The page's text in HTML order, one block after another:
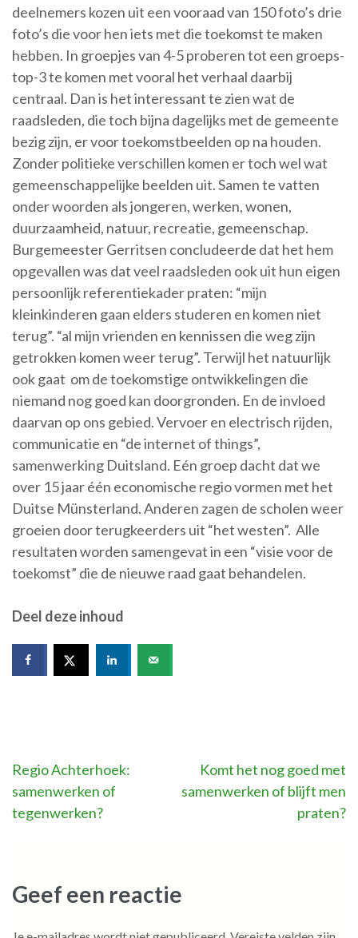
deelnemers kozen uit een vooraad van 150 foto’s drie
foto’s die voor hen iets met die toekomst te maken
hebben. In groepjes van 4-5 proberen tot een groeps-
top-3 te komen met vooral het verhaal daarbij
centraal. Dan is het interessant te zien wat de
raadsleden, die toch bijna dagelijks met de gemeente
bezig zijn, er voor toekomstbeelden op na houden.
Zonder politieke verschillen komen er toch wel wat
gemeenschappelijke beelden uit. Samen te vatten
onder woorden als jongeren, werken, wonen,
duurzaamheid, natuur, recreatie, gemeenschap.
Burgemeester Gerritsen concludeerde dat het hem
opgevallen was dat veel raadsleden ook uit hun eigen
persoonlijk referentiekader praten: “mijn
kleinkinderen gaan elders studeren en komen niet
terug”. “al mijn vrienden en kennissen die weg zijn
getrokken komen weer terug”. Terwijl het natuurlijk
ook gaat om de toekomstige ontwikkelingen die
niemand nog goed kan doorgronden. En de invloed
daarvan op ons gebied. Vervoer en electrisch rijden,
communicatie en “de internet of things”,
samenwerking Duitsland. Eén groep dacht dat we
over 15 jaar één economische regio vormen met het
Duitse Münsterland. Anderen zagen de scholen weer
groeien door terugkeerders uit “het westen”. Alle
resultaten worden samengevat in een “visie voor de
toekomst” die de nieuwe raad gaat behandelen.
Deel deze inhoud
Bericht
navigatie
Regio Achterhoek:
samenwerken of
tegenwerken?
Komt het nog goed met
samenwerken of blijft men
praten?
Geef een reactie